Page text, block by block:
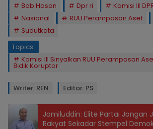
Bob Hasan
Dpr ri
Komisi III
Nasional
RUU Perampasan Aset
Sudutkota
Topics:
Komisi III Sinyalkan RUU Perampasan
Bidik Koruptor
Writer: REN Editor: PS
Jamiluddin: Elite Partai Jangan
Rakyat Sekadar Stempel